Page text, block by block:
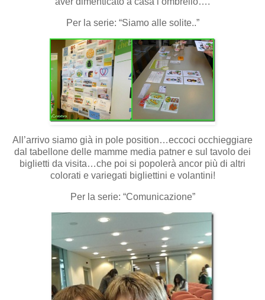
Per la serie: “Siamo alle solite..”
All’arrivo siamo già in pole position…eccoci occhieggiare
dal tabellone delle mamme media patner e sul tavolo dei
biglietti da visita…che poi si popolerà ancor più di altri
colorati e variegati bigliettini e volantini!
Per la serie: “Comunicazione”